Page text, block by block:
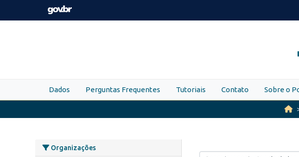
Skip to main content
Dados Perguntas Frequentes Tutoriais Contato Sobre o
Organizações